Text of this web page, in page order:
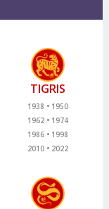
TIGRIS
1938
1950
1962
1974
1986
1998
2010
2022